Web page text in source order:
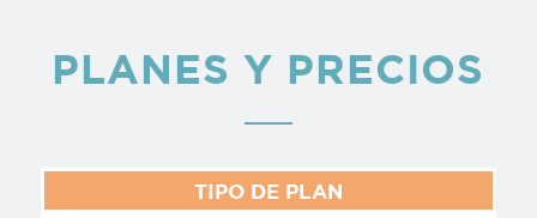
PLANES Y PRECIOS
TIPO DE PLAN